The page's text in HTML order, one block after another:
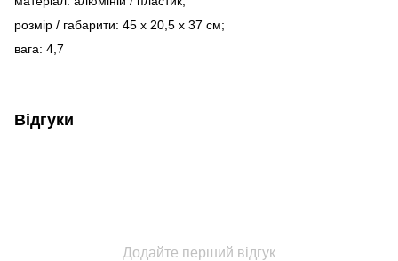
розмір / габарити: 45 x 20,5 x 37 см;
вага: 4,7
Відгуки
Додайте перший відгук